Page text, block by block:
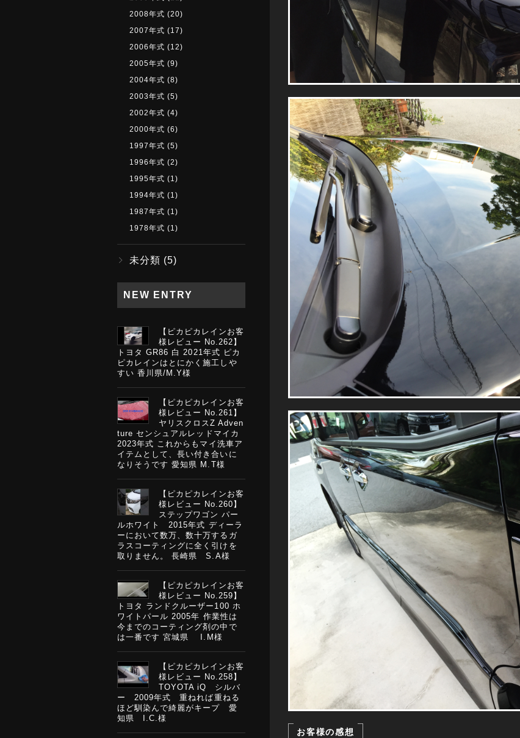
お客様の感想
2008年式 (20)
2007年式 (17)
2006年式 (12)
2005年式 (9)
2004年式 (8)
2003年式 (5)
2002年式 (4)
2000年式 (6)
1997年式 (5)
1996年式 (2)
1995年式 (1)
1994年式 (1)
1987年式 (1)
1978年式 (1)
未分類 (5)
NEW ENTRY
【ピカピカレインお客
様レビュー No.262】
トヨタ GR86 白 2021年式 ピカ
ピカレインはとにかく施工しや
すい 香川県/M.Y様
【ピカピカレインお客
様レビュー No.261】
ヤリスクロスZ Adven
ture センシュアルレッドマイカ
2023年式 これからもマイ洗車ア
イテムとして、長い付き合いに
なりそうです 愛知県 M.T様
【ピカピカレインお客
様レビュー No.260】
ステップワゴン パー
ルホワイト 2015年式 ディーラ
ーにおいて数万、数十万するガ
ラスコーティングに全く引けを
取りません。 長崎県 S.A様
【ピカピカレインお客
様レビュー No.259】
トヨタ ランドクルーザー100 ホ
ワイトパール 2005年 作業性は
今までのコーティング剤の中で
は一番です 宮城県 I.M様
【ピカピカレインお客
様レビュー No.258】
TOYOTA iQ シルバ
ー 2009年式 重ねれば重ねる
ほど馴染んで綺麗がキープ 愛
知県 I.C.様